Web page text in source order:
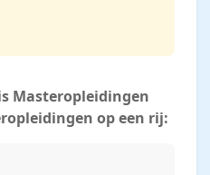
Masteropleidingen
op een rij: